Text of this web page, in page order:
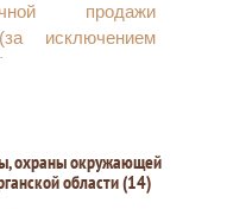
продажи
исключением
продажи вина,
действия права
службы
охраны окружающей
области (14)